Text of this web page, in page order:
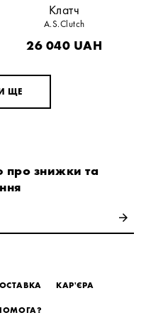
Клатч
A.S.Clutch
26 040 UAH
ЩЕ
про знижки та
arrow_forward
КАР'ЄРА